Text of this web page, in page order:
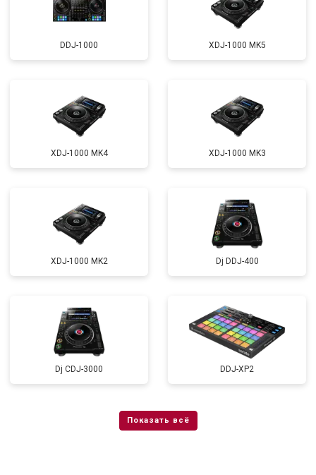
DDJ-1000 XDJ-1000 MK5
XDJ-1000 MK4 XDJ-1000 MK3
XDJ-1000 MK2 Dj DDJ-400
Dj CDJ-3000 DDJ-XP2